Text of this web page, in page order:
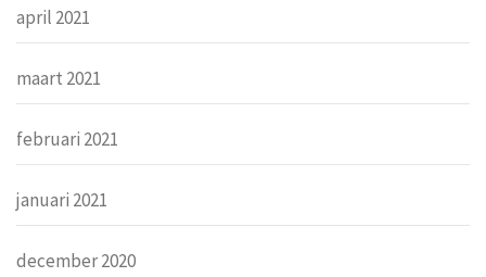
april 2021
maart 2021
februari 2021
januari 2021
december 2020